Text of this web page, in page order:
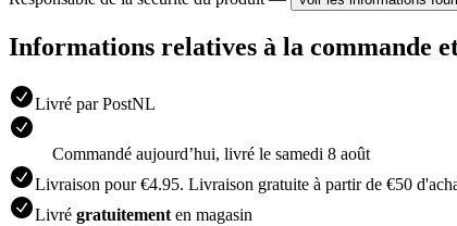
Informations relatives à la commande
Livré par PostNL
Commandé aujourdʼhui, livré le samedi 8 août
Livraison pour €4.95. Livraison gratuite à partir de €50
Livré gratuitement en magasin